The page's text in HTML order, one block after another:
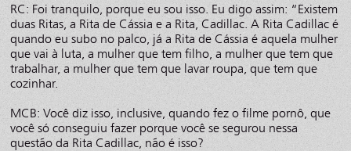
RC: Foi tranquilo, porque eu sou isso. Eu digo assim: “Existem
duas Ritas, a Rita de Cássia e a Rita, Cadillac. A Rita Cadillac é
quando eu subo no palco, já a Rita de Cássia é aquela mulher
que vai à luta, a mulher que tem filho, a mulher que tem que
trabalhar, a mulher que tem que lavar roupa, que tem que
cozinhar.
MCB: Você diz isso, inclusive, quando fez o filme pornô, que
você só conseguiu fazer porque você se segurou nessa
questão da Rita Cadillac, não é isso?